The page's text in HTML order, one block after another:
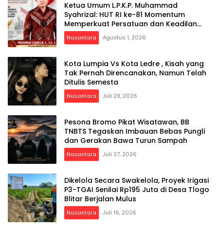
Ketua Umum L.P.K.P. Muhammad
Syahrizal: HUT RI ke-81 Momentum
Memperkuat Persatuan dan Keadilan
bagi Seluruh Rakyat Indonesia
Nusantara Agustus 1, 2026
Kota Lumpia Vs Kota Ledre , Kisah yang
Tak Pernah Direncanakan, Namun Telah
Ditulis Semesta
Nusantara Juli 29, 2026
Pesona Bromo Pikat Wisatawan, BB
TNBTS Tegaskan Imbauan Bebas Pungli
dan Gerakan Bawa Turun Sampah
Nusantara Juli 27, 2026
Dikelola Secara Swakelola, Proyek Irigasi
P3-TGAI Senilai Rp195 Juta di Desa Tlogo
Blitar Berjalan Mulus
Nusantara Juli 16, 2026